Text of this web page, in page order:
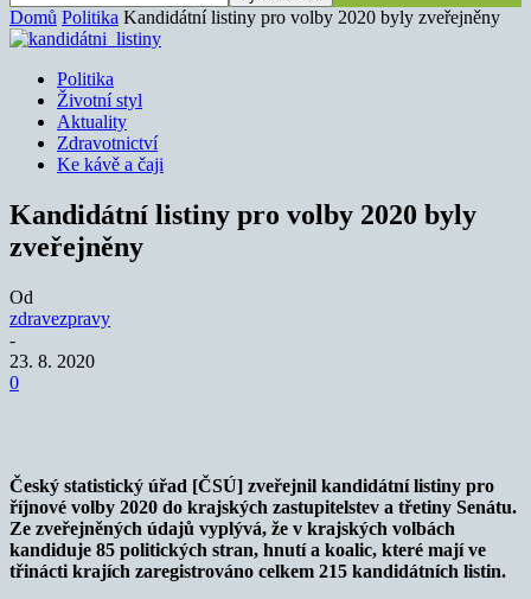
Domů Politika Kandidátní listiny pro volby 2020 byly zveřejněny
Politika
Životní styl
Aktuality
Zdravotnictví
Ke kávě a čaji
Kandidátní listiny pro volby 2020 byly
zveřejněny
Od
zdravezpravy
-
23. 8. 2020
0
Český statistický úřad [ČSÚ] zveřejnil kandidátní listiny pro
říjnové volby 2020 do krajských zastupitelstev a třetiny Senátu.
Ze zveřejněných údajů vyplývá, že v krajských volbách
kandiduje 85 politických stran, hnutí a koalic, které mají ve
třinácti krajích zaregistrováno celkem 215 kandidátních listin.